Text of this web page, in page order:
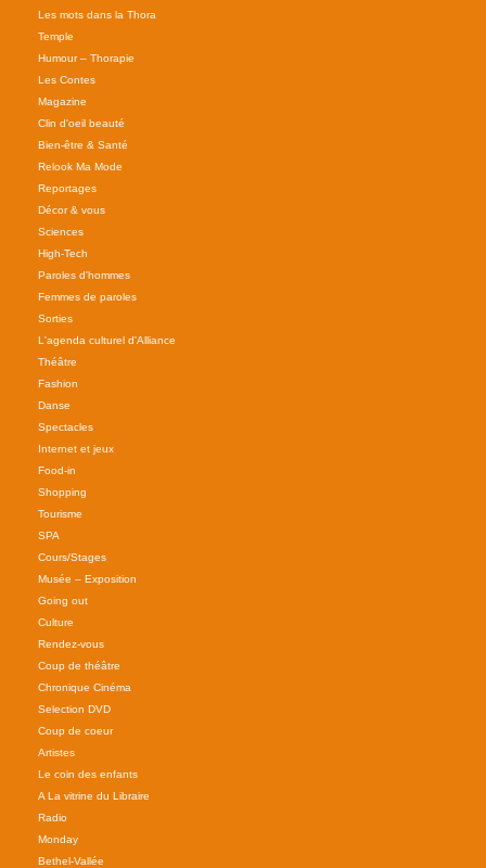
Les mots dans la Thora
Temple
Humour – Thorapie
Les Contes
Magazine
Clin d'oeil beauté
Bien-être & Santé
Relook Ma Mode
Reportages
Décor & vous
Sciences
High-Tech
Paroles d'hommes
Femmes de paroles
Sorties
L'agenda culturel d'Alliance
Théâtre
Fashion
Danse
Spectacles
Internet et jeux
Food-in
Shopping
Tourisme
SPA
Cours/Stages
Musée – Exposition
Going out
Culture
Rendez-vous
Coup de théâtre
Chronique Cinéma
Selection DVD
Coup de coeur
Artistes
Le coin des enfants
A La vitrine du Libraire
Radio
Monday
Bethel-Vallée